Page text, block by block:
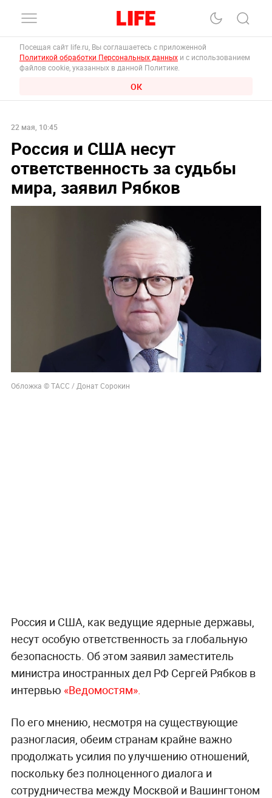
Посещая сайт life.ru, Вы соглашаетесь с приложенной
Политикой обработки Персональных данных и с использованием
файлов cookie, указанных в данной Политике.
ОК
22 мая, 10:45
Россия и США несут
ответственность за судьбы
мира, заявил Рябков
Обложка © ТАСС / Донат Сорокин
Россия и США, как ведущие ядерные державы,
несут особую ответственность за глобальную
безопасность. Об этом заявил заместитель
министра иностранных дел РФ Сергей Рябков в
интервью «Ведомостям».
По его мнению, несмотря на существующие
разногласия, обеим странам крайне важно
продолжать усилия по улучшению отношений,
поскольку без полноценного диалога и
сотрудничества между Москвой и Вашингтоном